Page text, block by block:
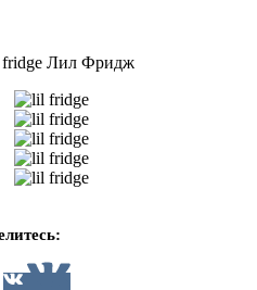
fridge Лил Фридж